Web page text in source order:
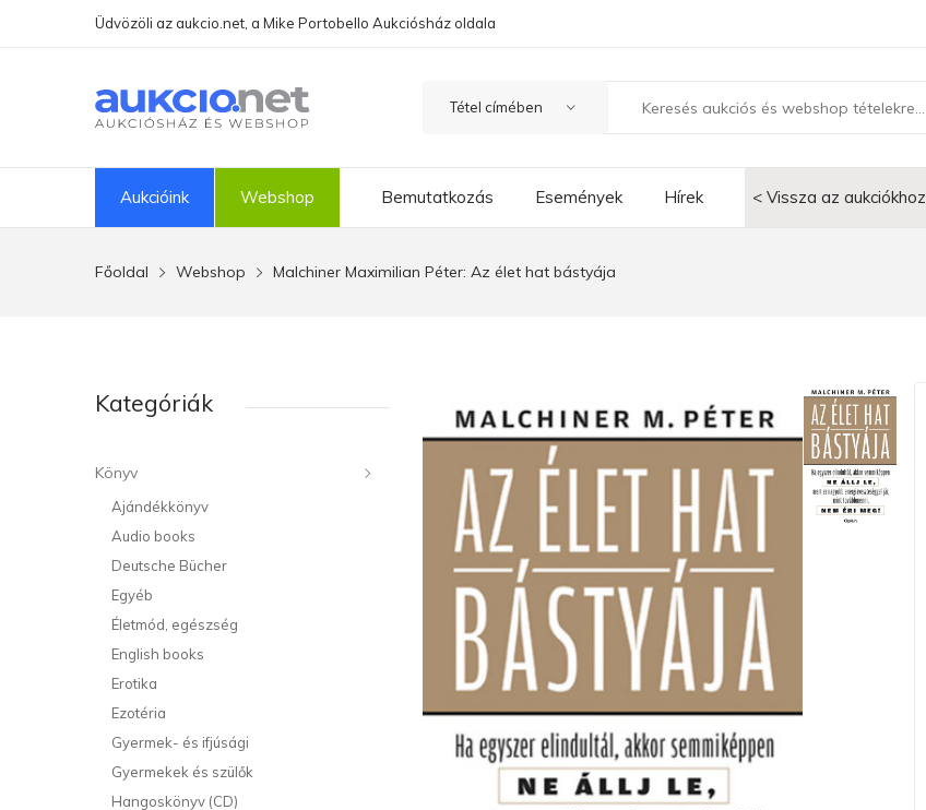
Üdvözöli az aukcio.net, a Mike Portobello Aukciósház oldala
Aukcióink Webshop Bemutatkozás Események Hírek < Vissza az aukciókhoz
Főoldal Webshop Malchiner Maximilian Péter: Az élet hat bástyája
Kategóriák
Könyv
Ajándékkönyv
Audio books
Deutsche Bücher
Egyéb
Életmód, egészség
English books
Erotika
Ezotéria
Gyermek- és ifjúsági
Gyermekek és szülők
Hangoskönyv (CD)